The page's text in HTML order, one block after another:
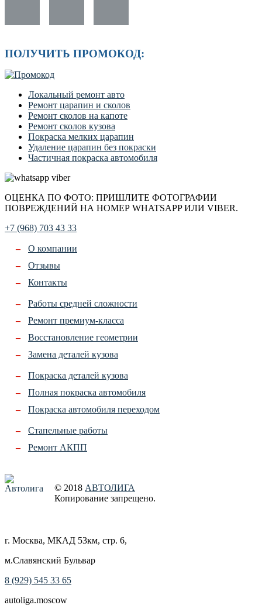
ПОЛУЧИТЬ ПРОМОКОД:
Локальный ремонт авто
Ремонт царапин и сколов
Ремонт сколов на капоте
Ремонт сколов кузова
Покраска мелких царапин
Удаление царапин без покраски
Частичная покраска автомобиля
ОЦЕНКА ПО ФОТО: ПРИШЛИТЕ ФОТОГРАФИИ
ПОВРЕЖДЕНИЙ НА НОМЕР WHATSAPP ИЛИ VIBER.
+7 (968) 703 43 33
О компании
Отзывы
Контакты
Работы средней сложности
Ремонт премиум-класса
Восстановление геометрии
Замена деталей кузова
Покраска деталей кузова
Полная покраска автомобиля
Покраска автомобиля переходом
Стапельные работы
Ремонт АКПП
© 2018 АВТОЛИГА
Копирование запрещено.
г. Москва, МКАД 53км, стр. 6,
м.Славянский Бульвар
8 (929) 545 33 65
autoliga.moscow